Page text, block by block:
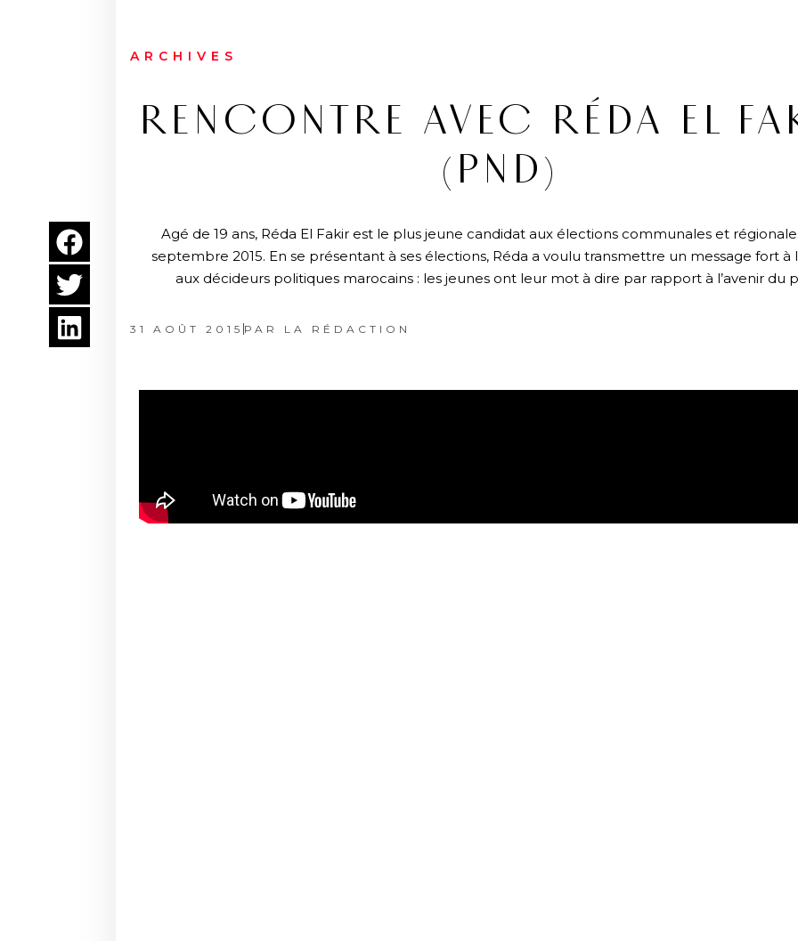
ARCHIVES
RENCONTRE AVEC RÉDA EL
(PND)
Agé de 19 ans, Réda El Fakir est le plus jeune candidat aux élections communales et
septembre 2015. En se présentant à ses élections, Réda a voulu transmettre un message fort à
aux décideurs politiques marocains : les jeunes ont leur mot à dire par rapport à l’avenir du
31 AOÛT 2015 PAR LA RÉDACTION